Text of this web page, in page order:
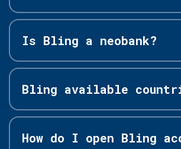
Is Bling a neobank?
Bling available
How do I open Bling